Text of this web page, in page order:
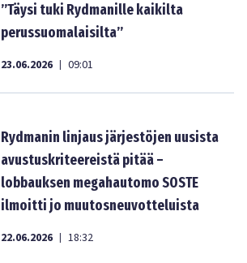
”Täysi tuki Rydmanille kaikilta
perussuomalaisilta”
23.06.2026 | 09:01
Rydmanin linjaus järjestöjen uusista
avustuskriteereistä pitää –
lobbauksen megahautomo SOSTE
ilmoitti jo muutosneuvotteluista
22.06.2026 | 18:32